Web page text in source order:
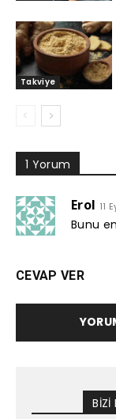
Takviye
1 Yorum
Erol 11
Bunu
CEVAP VER
BİZİ